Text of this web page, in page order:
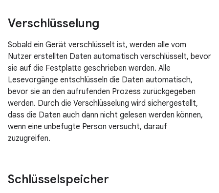
Verschlüsselung
Sobald ein Gerät verschlüsselt ist, werden alle vom
Nutzer erstellten Daten automatisch verschlüsselt, bevor
sie auf die Festplatte geschrieben werden. Alle
Lesevorgänge entschlüsseln die Daten automatisch,
bevor sie an den aufrufenden Prozess zurückgegeben
werden. Durch die Verschlüsselung wird sichergestellt,
dass die Daten auch dann nicht gelesen werden können,
wenn eine unbefugte Person versucht, darauf
zuzugreifen.
Schlüsselspeicher